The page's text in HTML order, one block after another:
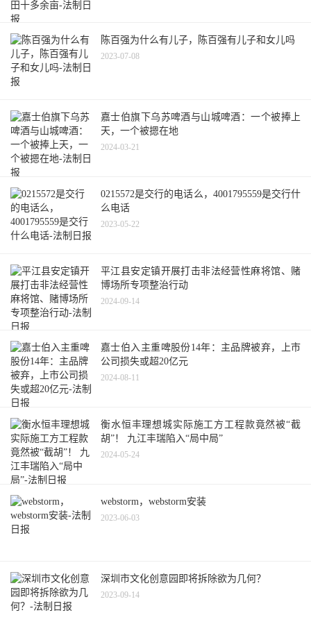
陈百强为什么有儿子，陈百强有儿子和女儿吗
2023-07-08
嘉士伯旗下乌苏啤酒与山城啤酒：一个被捧上
天，一个被摁在地
2024-03-21
0215572是交行的电话么，4001795559是交行什
么电话
2023-05-22
平江县安定镇开展打击非法经营性麻将馆、赌
博场所专项整治行动
2024-09-14
嘉士伯入主重啤股份14年：主品牌被弃，上市
公司损失或超20亿元
2024-08-11
衡水恒丰理想城实际施工方工程款竟然被“截
胡”！ 九江丰瑞陷入“局中局”
2024-05-24
webstorm，webstorm安装
2023-06-03
深圳市文化创意园即将拆除欲为几何？
2023-09-14